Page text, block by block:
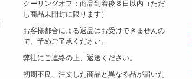
クーリングオフ：商品到着後８日以内（ただ
し商品未開封に限ります）
お客様都合による返品はお受けできませんの
で、予めご了承ください。
弊社にご連絡の上、返送ください。
初期不良、注文した商品と異なる品が届いた